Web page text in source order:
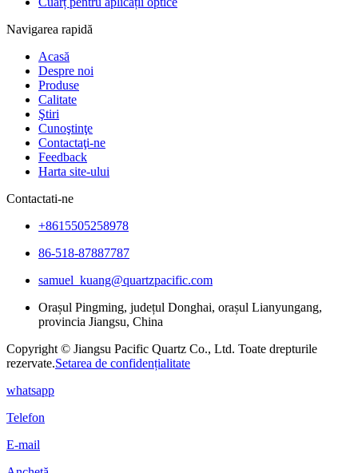
Navigarea rapidă
Acasă
Despre noi
Produse
Calitate
Ştiri
Cunoştinţe
Contactaţi-ne
Feedback
Harta site-ului
Contactati-ne
+8615505258978
86-518-87887787
samuel_kuang@quartzpacific.com
Orașul Pingming, județul Donghai, orașul Lianyungang,
provincia Jiangsu, China
Copyright © Jiangsu Pacific Quartz Co., Ltd. Toate drepturile
rezervate.Setarea de confidențialitate
whatsapp
Telefon
E-mail